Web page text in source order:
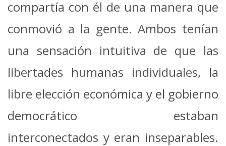
compartía con él de una manera que
conmovió a la gente. Ambos tenían
una sensación intuitiva de que las
libertades humanas individuales, la
libre elección económica y el gobierno
democrático estaban
interconectados y eran inseparables.